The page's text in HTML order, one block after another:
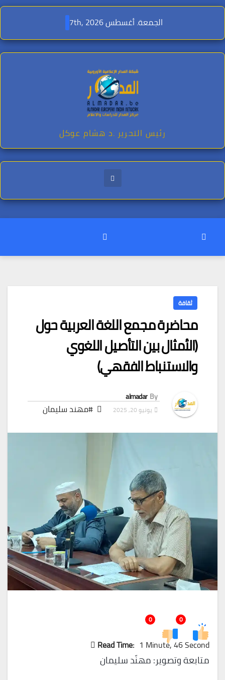
Skip
content
الجمعة. أغسطس 7th, 2026
رئيس التحرير .د هشام عوكل
ثقافة
محاضرة مجمع اللغة العربية حول
(الأمثال بين التأصيل اللغوي
والاستنباط الفقهي)
By
almadar
يونيو 20, 2025 #مهند سليمان
0
0
Read Time: 1 Minute, 46 Second
متابعة وتصوير: مهنّد سليمان